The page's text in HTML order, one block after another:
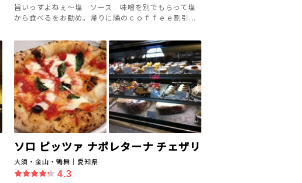
旨いっすよねぇ～塩 ソース 味噌を別でもらって塩
から食べるをお勧め。帰りに隣のｃｏｆｆｅｅ割引...
ソロ ピッツァ ナポレターナ チェザリ
大須・金山・鶴舞｜愛知県
4.3